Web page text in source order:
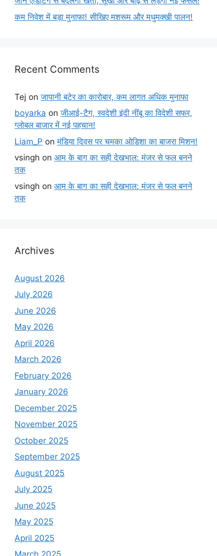
कम निवेश में बड़ा मुनाफा! सीखिए मशरूम और मधुमक्खी पालन!
Recent Comments
Tej onजापानी बटेर का कारोबार, कम लागत अधिक मुनाफा
boyarka onजीआई-टैग, स्वदेशी इंदी नींबू का विदेशी सफर,
ग्लोबल बाजार में नई पहचान!
Liam_P onमंडिया दिवस पर चमका ओडिशा का बाजरा मिशन!
vsingh on आम के बाग का सही देखभाल: मंजर से फल बनने
तक
vsingh on आम के बाग का सही देखभाल: मंजर से फल बनने
तक
Archives
August 2026
July 2026
June 2026
May 2026
April 2026
March 2026
February 2026
January 2026
December 2025
November 2025
October 2025
September 2025
August 2025
July 2025
June 2025
May 2025
April 2025